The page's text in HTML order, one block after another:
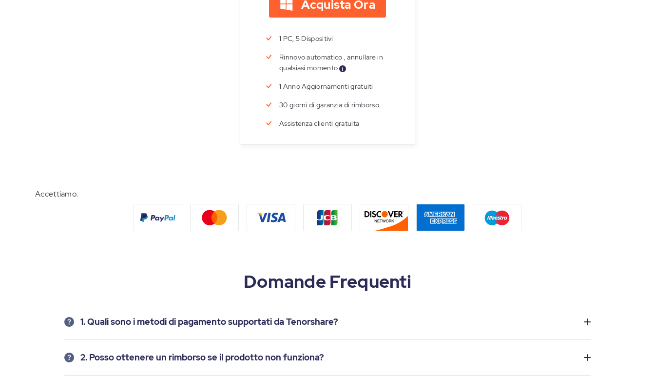
Acquista Ora
1 PC, 5 Dispositivi
Rinnovo automatico , annullare in
qualsiasi momento
1 Anno Aggiornamenti gratuiti
30 giorni di garanzia di rimborso
Assistenza clienti gratuita
Accettiamo:
Domande Frequenti
1. Quali sono i metodi di pagamento supportati da Tenorshare?
2. Posso ottenere un rimborso se il prodotto non funziona?